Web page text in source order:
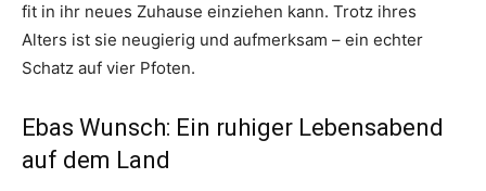
fit in ihr neues Zuhause einziehen kann. Trotz ihres
Alters ist sie neugierig und aufmerksam – ein echter
Schatz auf vier Pfoten.
Ebas Wunsch: Ein ruhiger Lebensabend
auf dem Land